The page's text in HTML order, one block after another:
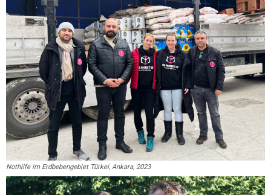
Nothilfe im Erdbebengebiet Türkei, Ankara, 2023